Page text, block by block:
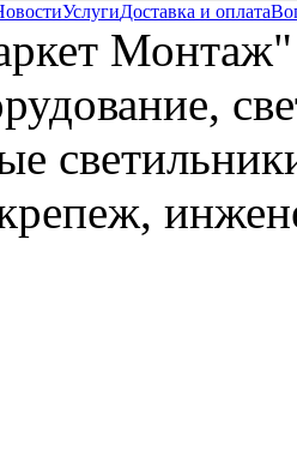
УслугиДоставка и оплата
Монтаж"